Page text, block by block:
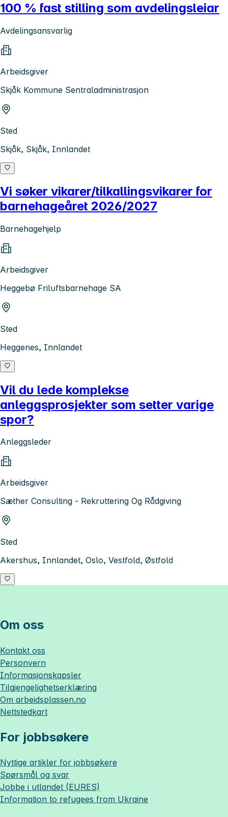
100 % fast stilling som avdelingsleiar
Avdelingsansvarlig
Arbeidsgiver
Skjåk Kommune Sentraladministrasjon
Sted
Skjåk, Skjåk, Innlandet
Vi søker vikarer/tilkallingsvikarer for
barnehageåret 2026/2027
Barnehagehjelp
Arbeidsgiver
Heggebø Friluftsbarnehage SA
Sted
Heggenes, Innlandet
Vil du lede komplekse
anleggsprosjekter som setter varige
spor?
Anleggsleder
Arbeidsgiver
Sæther Consulting - Rekruttering Og Rådgiving
Sted
Akershus, Innlandet, Oslo, Vestfold, Østfold
Om oss
Kontakt oss
Personvern
Informasjonskapsler
Tilgjengelighetserklæring
Om arbeidsplassen.no
Nettstedkart
For jobbsøkere
Nyttige artikler for jobbsøkere
Spørsmål og svar
Jobbe i utlandet (EURES)
Information to refugees from Ukraine